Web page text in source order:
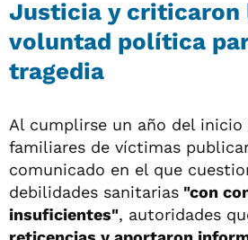
Justicia y criticaron
voluntad política
tragedia
Al cumplirse un año del inicio
familiares de víctimas
comunicado en el que
debilidades sanitarias "con
insuficientes", autoridades